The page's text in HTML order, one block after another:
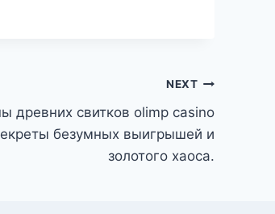
NEXT
древних свитков olimp casino
безумных выигрышей и
золотого хаоса.